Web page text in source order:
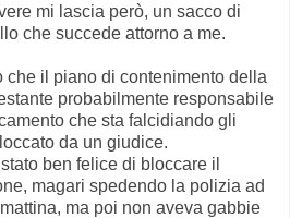
mi lascia però, un sacco di
che succede attorno a me.
che il piano di contenimento della
probabilmente responsabile
che sta falcidiando gli
da un giudice.
ben felice di bloccare il
magari spedendo la polizia ad
ma poi non aveva gabbie